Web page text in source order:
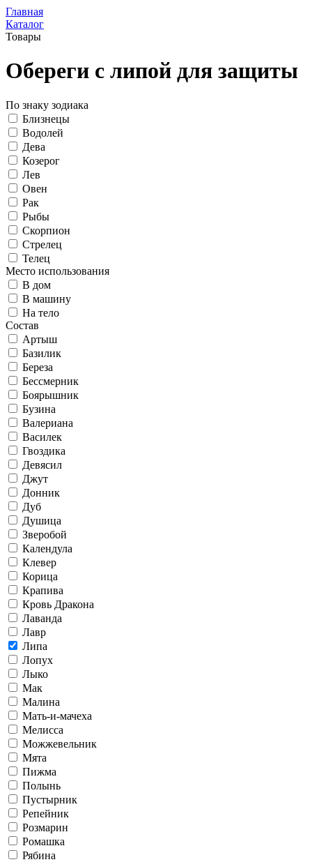
Главная
Каталог
Товары
Обереги с липой для защиты
По знаку зодиака
Близнецы
Водолей
Дева
Козерог
Лев
Овен
Рак
Рыбы
Скорпион
Стрелец
Телец
Место использования
В дом
В машину
На тело
Состав
Артыш
Базилик
Береза
Бессмерник
Боярышник
Бузина
Валериана
Василек
Гвоздика
Девясил
Джут
Донник
Дуб
Душица
Зверобой
Календула
Клевер
Корица
Крапива
Кровь Дракона
Лаванда
Лавр
Липа
Лопух
Лыко
Мак
Малина
Мать-и-мачеха
Мелисса
Можжевельник
Мята
Пижма
Полынь
Пустырник
Репейник
Розмарин
Ромашка
Рябина